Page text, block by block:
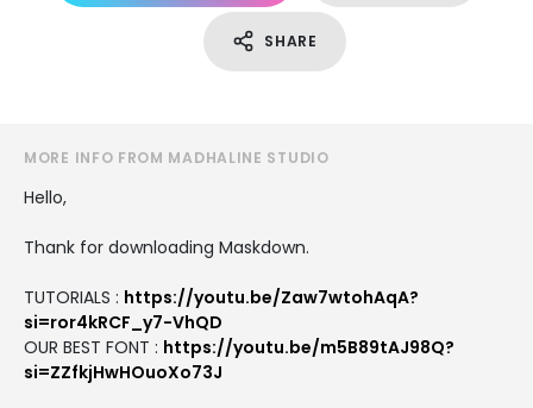
SHARE
MORE INFO FROM MADHALINE STUDIO
Hello,
Thank for downloading Maskdown.
TUTORIALS : https://youtu.be/Zaw7wtohAqA?
si=ror4kRCF_y7-VhQD
OUR BEST FONT : https://youtu.be/m5B89tAJ98Q?
si=ZZfkjHwHOuoXo73J